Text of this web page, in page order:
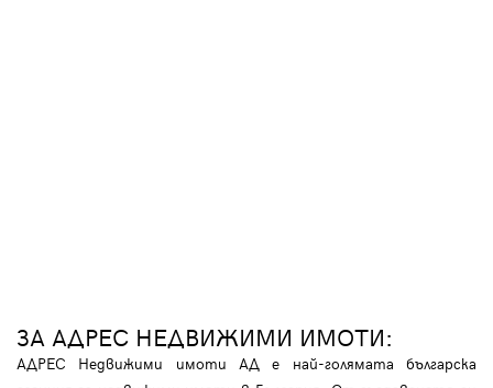
ЗА АДРЕС НЕДВИЖИМИ ИМОТИ:
АДРЕС Недвижими имоти АД е най-голямата българска